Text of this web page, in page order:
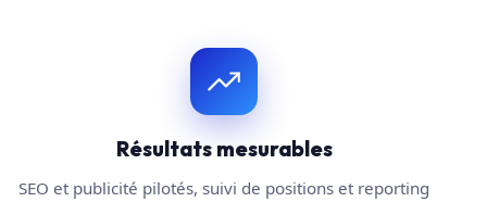
Résultats mesurables
SEO et publicité pilotés, suivi de positions et reporting